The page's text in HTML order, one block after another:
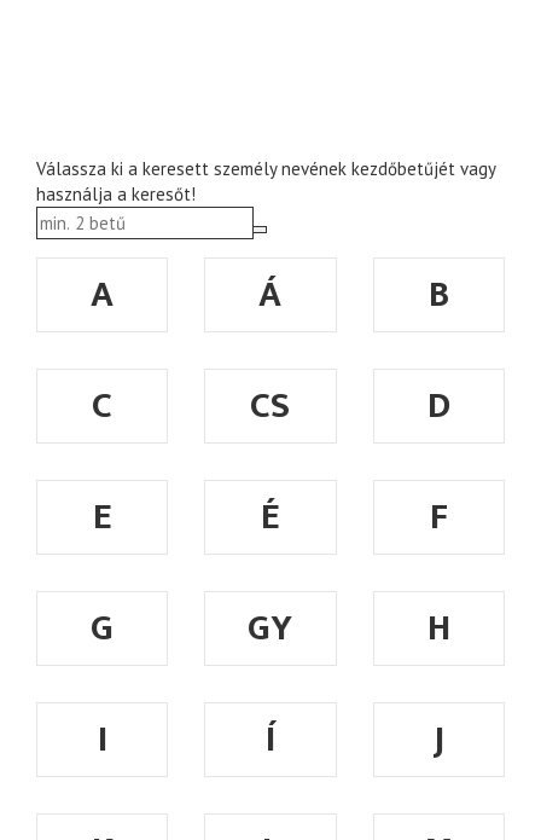
Válassza ki a keresett személy nevének kezdőbetűjét vagy
használja a keresőt!
A Á
B
C
CS
D
E
É
F
G
GY
H
I
Í
J